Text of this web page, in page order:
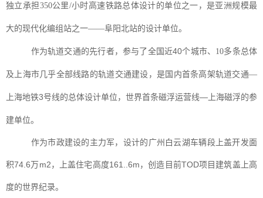
独立承担350公里/小时高速铁路总体设计的单位之一，是亚洲规模最
大的现代化编组站之一——阜阳北站的设计单位。
作为轨道交通的先行者，参与了全国近40个城市、 10多条总体
及上海市几乎全部线路的轨道交通建设，是国内首条高架轨道交通—
上海地铁3号线的总体设计单位，世界首条磁浮运营线—上海磁浮的参
建单位。
作为市政建设的主力军，设计的广州白云湖车辆段上盖开发面
积74.6万m2，上盖住宅高度161..6m，创造目前TOD项目建筑盖上高
度的世界纪录。